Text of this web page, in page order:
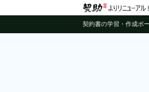
契約書の学習・作成ポ